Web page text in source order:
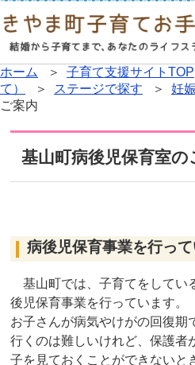
ホーム ＞ 子育て支援サイトTOP
て）
＞ ステージで探す ＞ 妊
ご案内
基山町病後児保育室の
病後児保育事業を行っ
基山町では、子育てをしてい
後児保育事業を行っています。
お子さんが病気やけがの回復期
行くのは難しいけれど、保護者
子を見ておくことができないと